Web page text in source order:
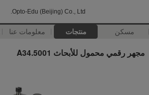
Opto-Edu (Beijing) Co., Ltd.
مسكن منتجات معلومات عنا
مجهر رقمي محمول للأبحاث A34.5001